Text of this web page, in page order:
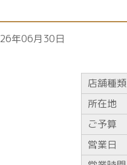
年06月30日
店舗種類
所在地
ご予算
営業日